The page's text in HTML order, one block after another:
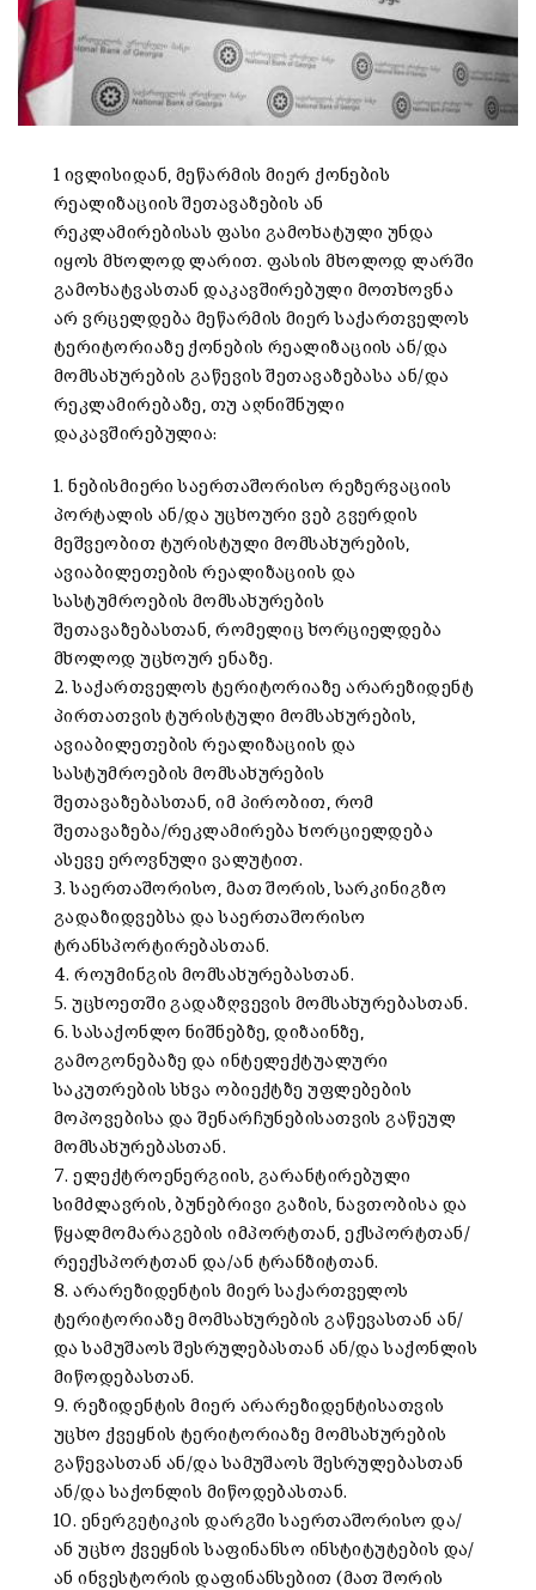
1 ივლისიდან, მეწარმის მიერ ქონების
რეალიზაციის შეთავაზების ან
რეკლამირებისას ფასი გამოხატული უნდა
იყოს მხოლოდ ლარით. ფასის მხოლოდ ლარში
გამოხატვასთან დაკავშირებული მოთხოვნა
არ ვრცელდება მეწარმის მიერ საქართველოს
ტერიტორიაზე ქონების რეალიზაციის ან/და
მომსახურების გაწევის შეთავაზებასა ან/და
რეკლამირებაზე, თუ აღნიშნული
დაკავშირებულია:
1. ნებისმიერი საერთაშორისო რეზერვაციის
პორტალის ან/და უცხოური ვებ გვერდის
მეშვეობით ტურისტული მომსახურების,
ავიაბილეთების რეალიზაციის და
სასტუმროების მომსახურების
შეთავაზებასთან, რომელიც ხორციელდება
მხოლოდ უცხოურ ენაზე.
2. საქართველოს ტერიტორიაზე არარეზიდენტ
პირთათვის ტურისტული მომსახურების,
ავიაბილეთების რეალიზაციის და
სასტუმროების მომსახურების
შეთავაზებასთან, იმ პირობით, რომ
შეთავაზება/რეკლამირება ხორციელდება
ასევე ეროვნული ვალუტით.
3. საერთაშორისო, მათ შორის, სარკინიგზო
გადაზიდვებსა და საერთაშორისო
ტრანსპორტირებასთან.
4. როუმინგის მომსახურებასთან.
5. უცხოეთში გადაზღვევის მომსახურებასთან.
6. სასაქონლო ნიშნებზე, დიზაინზე,
გამოგონებაზე და ინტელექტუალური
საკუთრების სხვა ობიექტზე უფლებების
მოპოვებისა და შენარჩუნებისათვის გაწეულ
მომსახურებასთან.
7. ელექტროენერგიის, გარანტირებული
სიმძლავრის, ბუნებრივი გაზის, ნავთობისა და
წყალმომარაგების იმპორტთან, ექსპორტთან/
რეექსპორტთან და/ან ტრანზიტთან.
8. არარეზიდენტის მიერ საქართველოს
ტერიტორიაზე მომსახურების გაწევასთან ან/
და სამუშაოს შესრულებასთან ან/და საქონლის
მიწოდებასთან.
9. რეზიდენტის მიერ არარეზიდენტისათვის
უცხო ქვეყნის ტერიტორიაზე მომსახურების
გაწევასთან ან/და სამუშაოს შესრულებასთან
ან/და საქონლის მიწოდებასთან.
10. ენერგეტიკის დარგში საერთაშორისო და/
ან უცხო ქვეყნის საფინანსო ინსტიტუტების და/
ან ინვესტორის დაფინანსებით (მათ შორის